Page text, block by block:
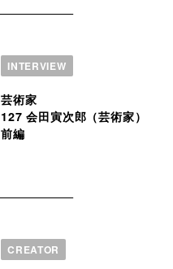
INTERVIEW
芸術家
127 会田寅次郎（芸術家）
前編
CREATOR